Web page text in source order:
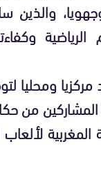
وجهويا،
الرياضية
ومحليا
المشاركين من